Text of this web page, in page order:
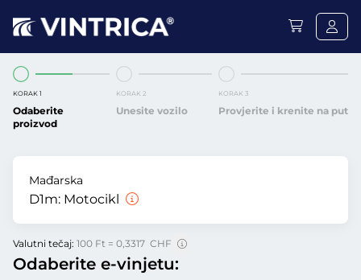
KORAK 1
Odaberite
proizvod
KORAK 2
Unesite vozilo
KORAK 3
Provjerite i krenite na put
Mađarska
D1m: Motocikl
Valutni tečaj: 100 Ft = 0,3317 CHF
Odaberite e-vinjetu: